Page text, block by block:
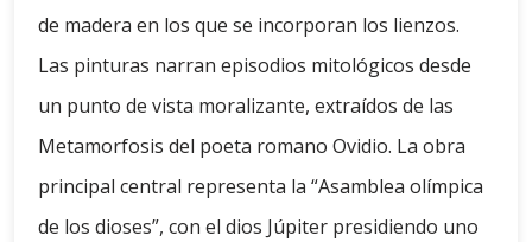
de madera en los que se incorporan los lienzos.
Las pinturas narran episodios mitológicos desde
un punto de vista moralizante, extraídos de las
Metamorfosis del poeta romano Ovidio. La obra
principal central representa la “Asamblea olímpica
de los dioses”, con el dios Júpiter presidiendo uno